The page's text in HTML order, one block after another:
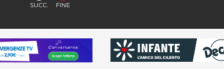
SUCC. FINE